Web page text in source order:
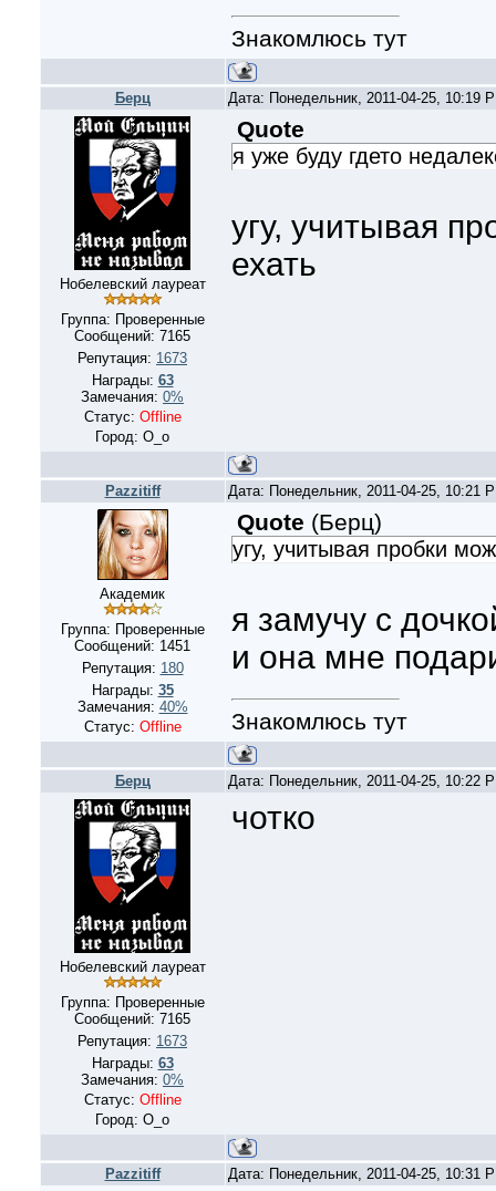
Знакомлюсь тут
Берц Дата: Понедельник, 2011-04-25, 10:19
Нобелевский лауреат
Группа: Проверенные
Сообщений: 7165
Репутация: 1673
Награды: 63
Замечания: 0%
Статус: Offline
Город: О_о
Quote
я уже буду гдето
угу, учитывая
ехать
Pazzitiff Дата: Понедельник, 2011-04-25, 10:21
Академик
Группа: Проверенные
Сообщений: 1451
Репутация: 180
Награды: 35
Замечания: 40%
Статус: Offline
Quote (Берц)
угу, учитывая пробки
я замучу с
и она мне
Знакомлюсь тут
Берц Дата: Понедельник, 2011-04-25, 10:22
Нобелевский лауреат
Группа: Проверенные
Сообщений: 7165
Репутация: 1673
Награды: 63
Замечания: 0%
Статус: Offline
Город: О_о
чотко
Pazzitiff Дата: Понедельник, 2011-04-25, 10:31